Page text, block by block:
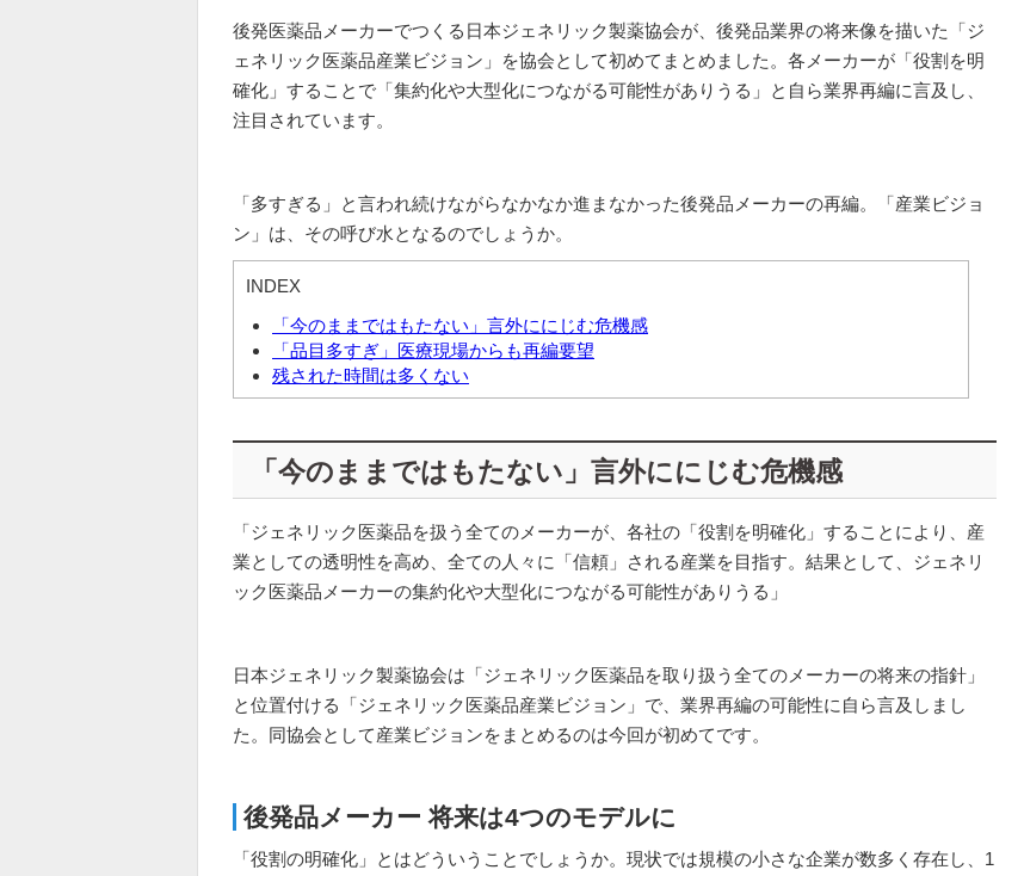
後発医薬品メーカーでつくる日本ジェネリック製薬協会が、後発品業界の将来像を描いた「ジ
ェネリック医薬品産業ビジョン」を協会として初めてまとめました。各メーカーが「役割を明
確化」することで「集約化や大型化につながる可能性がありうる」と自ら業界再編に言及し、
注目されています。
「多すぎる」と言われ続けながらなかなか進まなかった後発品メーカーの再編。「産業ビジョ
ン」は、その呼び水となるのでしょうか。
INDEX
「今のままではもたない」言外ににじむ危機感
「品目多すぎ」医療現場からも再編要望
残された時間は多くない
「今のままではもたない」言外ににじむ危機感
「ジェネリック医薬品を扱う全てのメーカーが、各社の「役割を明確化」することにより、産
業としての透明性を高め、全ての人々に「信頼」される産業を目指す。結果として、ジェネリ
ック医薬品メーカーの集約化や大型化につながる可能性がありうる」
日本ジェネリック製薬協会は「ジェネリック医薬品を取り扱う全てのメーカーの将来の指針」
と位置付ける「ジェネリック医薬品産業ビジョン」で、業界再編の可能性に自ら言及しまし
た。同協会として産業ビジョンをまとめるのは今回が初めてです。
後発品メーカー 将来は4つのモデルに
「役割の明確化」とはどういうことでしょうか。現状では規模の小さな企業が数多く存在し、1